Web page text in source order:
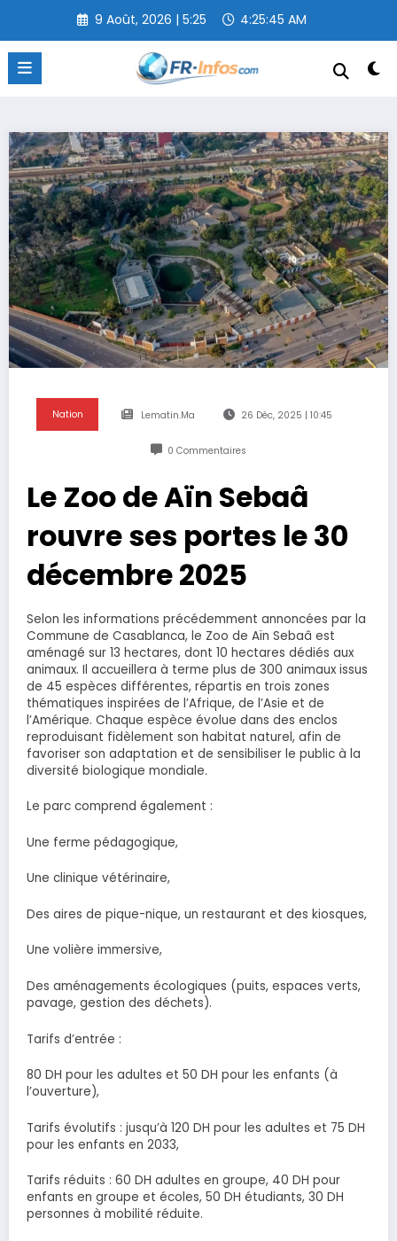
contenu
9 Août, 2026 | 5:25 4:25:46 AM
Nation Lematin.ma 26 Déc, 2025 | 10:45
0 Commentaires
Le Zoo de Aïn Sebaâ
rouvre ses portes le 30
décembre 2025
Selon les informations précédemment annoncées par la
Commune de Casablanca, le Zoo de Aïn Sebaâ est
aménagé sur 13 hectares, dont 10 hectares dédiés aux
animaux. Il accueillera à terme plus de 300 animaux issus
de 45 espèces différentes, répartis en trois zones
thématiques inspirées de l’Afrique, de l’Asie et de
l’Amérique. Chaque espèce évolue dans des enclos
reproduisant fidèlement son habitat naturel, afin de
favoriser son adaptation et de sensibiliser le public à la
diversité biologique mondiale.
Le parc comprend également :
Une ferme pédagogique,
Une clinique vétérinaire,
Des aires de pique-nique, un restaurant et des kiosques,
Une volière immersive,
Des aménagements écologiques (puits, espaces verts,
pavage, gestion des déchets).
Tarifs d’entrée :
80 DH pour les adultes et 50 DH pour les enfants (à
l’ouverture),
Tarifs évolutifs : jusqu’à 120 DH pour les adultes et 75 DH
pour les enfants en 2033,
Tarifs réduits : 60 DH adultes en groupe, 40 DH pour
enfants en groupe et écoles, 50 DH étudiants, 30 DH
personnes à mobilité réduite.